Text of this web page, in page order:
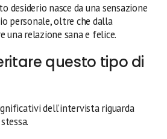
desiderio nasce da una sensazione
personale, oltre che dalla
una relazione sana e felice.
questo tipo di
dell’intervista riguarda